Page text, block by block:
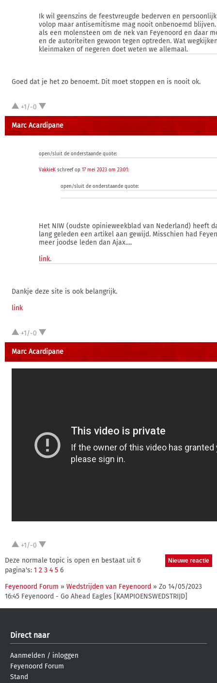
Ik wil geenszins de feestvreugde bederven en
volop maar antisemitisme mag nooit onbenoemd
als een molensteen om de nek van Feyenoord en daar
en de autoriteiten gewoon tegen optreden. Wat
kleinmaken of negeren doet weten we allemaal.
Goed dat je het zo benoemt. Dit moet stoppen en is nooit ok.
+1/-0
Marc Acardipane
open/sluit de onderstaande quote:
VakkieK schreef op 17 mei 2023 om 23:01:
open/sluit de onderstaande quote:
Het NIW (oudste opinieweekblad van Nederland) heeft
lang geleden een artikel aan gewijd. Misschien had
meer joodse leden dan Ajax….
link.
Dankje deze site is ook belangrijk.
link
+1/-0
Marc Acardipane
+1/-0
Deze normale topic is open en bestaat uit 6
pagina's: 1 2 3 4 5 6
Feyenoord Forum » Wedstrijden van Feyenoord » Zo 14/05/2023
16:45 Feyenoord - Go Ahead Eagles [KAMPIOENSWEDSTRIJD]
Direct naar
Aanmelden / inloggen
Feyenoord Forum
Stand